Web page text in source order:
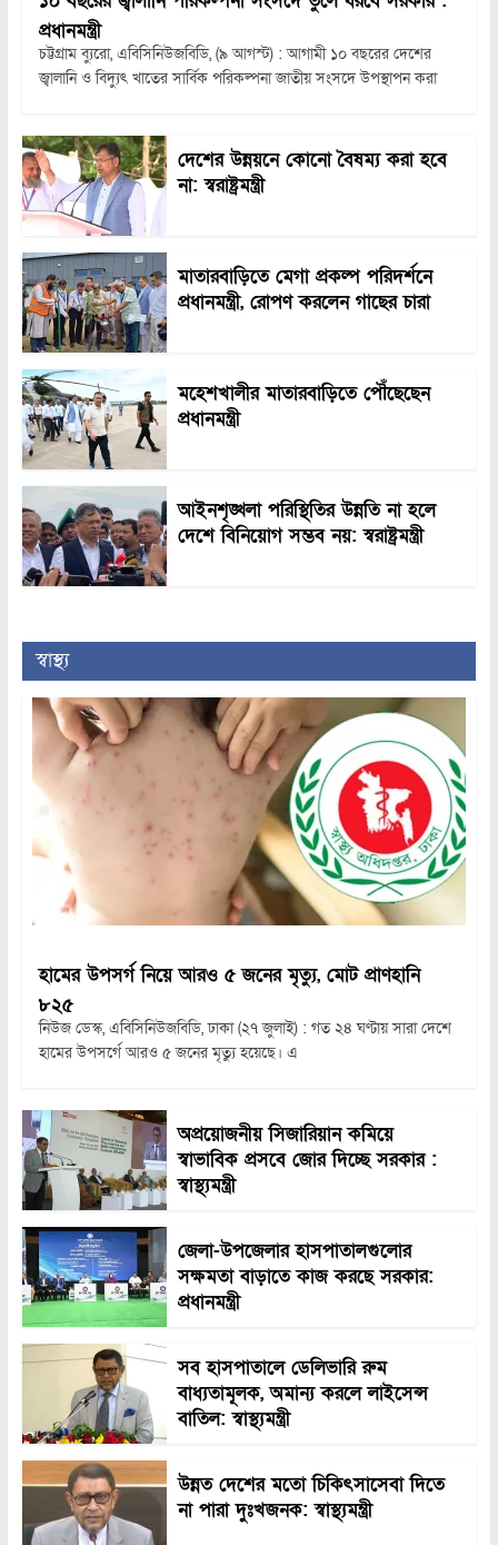
প্রধানমন্ত্রী
চট্টগ্রাম ব্যুরো, এবিসিনিউজবিডি, (৯ আগস্ট) : আগামী ১০ বছরের দেশের
জ্বালানি ও বিদ্যুৎ খাতের সার্বিক পরিকল্পনা জাতীয় সংসদে উপস্থাপন করা
দেশের উন্নয়নে কোনো বৈষম্য করা হবে
না: স্বরাষ্ট্রমন্ত্রী
মাতারবাড়িতে মেগা প্রকল্প পরিদর্শনে
প্রধানমন্ত্রী, রোপণ করলেন গাছের চারা
মহেশখালীর মাতারবাড়িতে পৌঁছেছেন
প্রধানমন্ত্রী
আইনশৃঙ্খলা পরিস্থিতির উন্নতি না হলে
দেশে বিনিয়োগ সম্ভব নয়: স্বরাষ্ট্রমন্ত্রী
স্বাস্থ্য
হামের উপসর্গ নিয়ে আরও ৫ জনের মৃত্যু, মোট প্রাণহানি
৮২৫
নিউজ ডেস্ক, এবিসিনিউজবিডি, ঢাকা (২৭ জুলাই) : গত ২৪ ঘণ্টায় সারা দেশে
হামের উপসর্গে আরও ৫ জনের মৃত্যু হয়েছে। এ
অপ্রয়োজনীয় সিজারিয়ান কমিয়ে
স্বাভাবিক প্রসবে জোর দিচ্ছে সরকার :
স্বাস্থ্যমন্ত্রী
জেলা-উপজেলার হাসপাতালগুলোর
সক্ষমতা বাড়াতে কাজ করছে সরকার:
প্রধানমন্ত্রী
সব হাসপাতালে ডেলিভারি রুম
বাধ্যতামূলক, অমান্য করলে লাইসেন্স
বাতিল: স্বাস্থ্যমন্ত্রী
উন্নত দেশের মতো চিকিৎসাসেবা দিতে
না পারা দুঃখজনক: স্বাস্থ্যমন্ত্রী